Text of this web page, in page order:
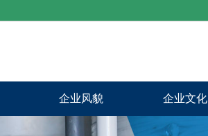
企业风貌 企业文化